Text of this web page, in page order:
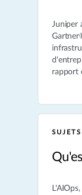
Juniper
rapport